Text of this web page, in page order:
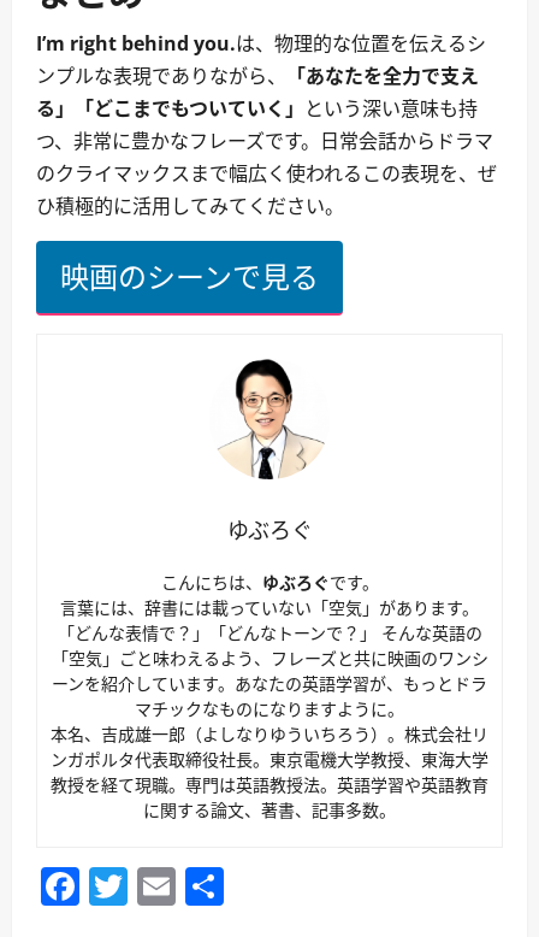
I’m right behind you.は、物理的な位置を伝えるシ
ンプルな表現でありながら、
「あなたを全力で支え
る」「どこまでもついていく」 という深い意味も持
つ、非常に豊かなフレーズです。日常会話からドラマ
のクライマックスまで幅広く使われるこの表現を、ぜ
ひ積極的に活用してみてください。
映画のシーンで見る
ゆぶろぐ
こんにちは、 ゆぶろぐです。
言葉には、辞書には載っていない「空気」があります。
「どんな表情で？」「どんなトーンで？」 そんな英語の
「空気」ごと味わえるよう、フレーズと共に映画のワンシ
ーンを紹介しています。あなたの英語学習が、もっとドラ
マチックなものになりますように。
本名、吉成雄一郎（よしなりゆういちろう）。株式会社リ
ンガポルタ代表取締役社長。東京電機大学教授、東海大学
教授を経て現職。専門は英語教授法。英語学習や英語教育
に関する論文、著書、記事多数。
Facebook
Twitter
Email